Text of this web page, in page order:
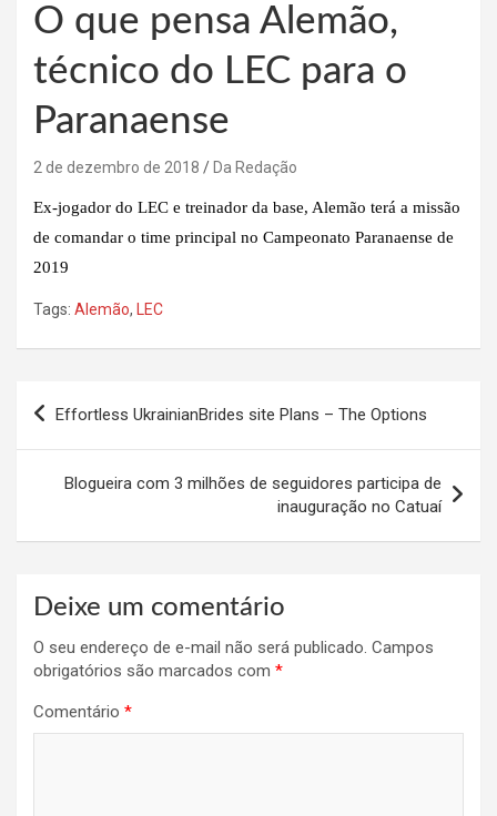
O que pensa Alemão,
técnico do LEC para o
Paranaense
2 de dezembro de 2018 Da Redação
Ex-jogador do LEC e treinador da base, Alemão terá a missão
de comandar o time principal no Campeonato Paranaense de
2019
Tags: Alemão, LEC
Effortless UkrainianBrides site Plans – The Options
Blogueira com 3 milhões de seguidores participa de
inauguração no Catuaí
Deixe um comentário
O seu endereço de e-mail não será publicado. Campos
obrigatórios são marcados com *
Comentário *